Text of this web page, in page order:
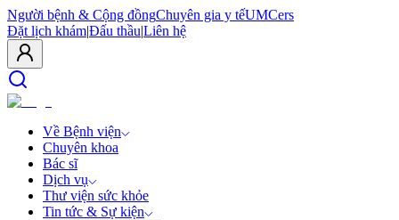
Người bệnh & Cộng đồngChuyên gia y tếUMCers
Đặt lịch khám|Đấu thầu|Liên hệ
Về Bệnh viện
Chuyên khoa
Bác sĩ
Dịch vụ
Thư viện sức khỏe
Tin tức & Sự kiện